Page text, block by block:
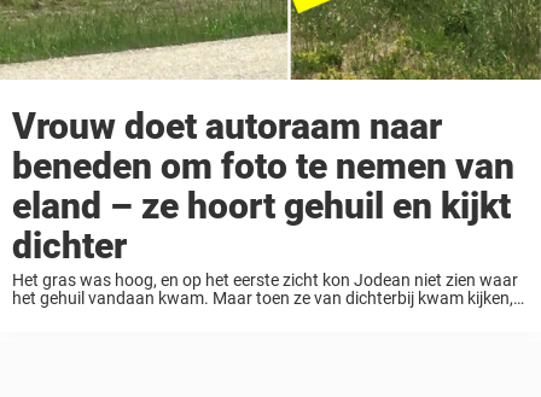
Vrouw doet autoraam naar
beneden om foto te nemen van
eland – ze hoort gehuil en kijkt
dichter
Het gras was hoog, en op het eerste zicht kon Jodean niet zien waar
het gehuil vandaan kwam. Maar toen ze van dichterbij kwam kijken,